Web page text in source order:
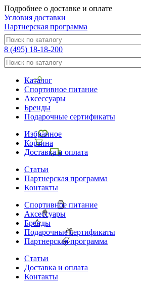
Подробнее о доставке и оплате
Условия доставки
Партнерская программа
8 (495) 18-18-200
Каталог
Спортивное питание
Аксессуары
Бренды
Подарочные сертификаты
Избранное
Корзина
Доставка и оплата
Статьи
Партнерская программа
Контакты
Спортивное питание
Аксессуары
Бренды
Подарочные сертификаты
Партнерская программа
Статьи
Доставка и оплата
Контакты